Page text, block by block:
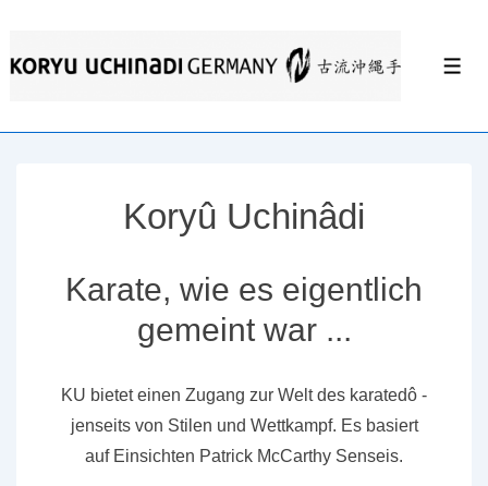
Inhalt
Koryû Uchinâdi
Karate, wie es eigentlich
gemeint war ...
KU bietet einen Zugang zur Welt des karatedô -
jenseits von Stilen und Wettkampf. Es basiert
auf Einsichten Patrick McCarthy Senseis.